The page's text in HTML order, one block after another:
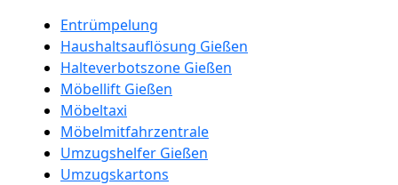
Entrümpelung
Haushaltsauflösung Gießen
Halteverbotszone Gießen
Möbellift Gießen
Möbeltaxi
Möbelmitfahrzentrale
Umzugshelfer Gießen
Umzugskartons